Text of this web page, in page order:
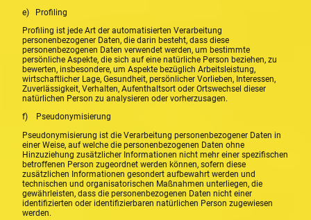
e) Profiling
Profiling ist jede Art der automatisierten Verarbeitung
personenbezogener Daten, die darin besteht, dass diese
personenbezogenen Daten verwendet werden, um bestimmte
persönliche Aspekte, die sich auf eine natürliche Person beziehen, zu
bewerten, insbesondere, um Aspekte bezüglich Arbeitsleistung,
wirtschaftlicher Lage, Gesundheit, persönlicher Vorlieben, Interessen,
Zuverlässigkeit, Verhalten, Aufenthaltsort oder Ortswechsel dieser
natürlichen Person zu analysieren oder vorherzusagen.
f) Pseudonymisierung
Pseudonymisierung ist die Verarbeitung personenbezogener Daten in
einer Weise, auf welche die personenbezogenen Daten ohne
Hinzuziehung zusätzlicher Informationen nicht mehr einer spezifischen
betroffenen Person zugeordnet werden können, sofern diese
zusätzlichen Informationen gesondert aufbewahrt werden und
technischen und organisatorischen Maßnahmen unterliegen, die
gewährleisten, dass die personenbezogenen Daten nicht einer
identifizierten oder identifizierbaren natürlichen Person zugewiesen
werden.